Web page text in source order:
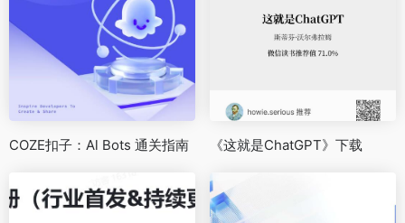
COZE扣子：Al Bots 通关指南 《这就是ChatGPT》下载